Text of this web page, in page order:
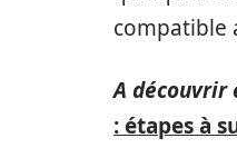
compatible
A découvrir
: étapes à